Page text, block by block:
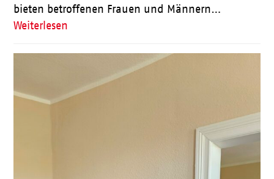
bieten betroffenen Frauen und Männern…
Weiterlesen